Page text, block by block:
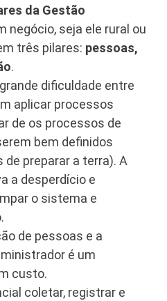
da Gestão
negócio, seja ele rural ou
três pilares: pessoas,
.
dificuldade entre
aplicar processos
de os processos de
bem definidos
preparar a terra). A
a desperdício e
o sistema e
.
de pessoas e a
é um
custo.
coletar, registrar e